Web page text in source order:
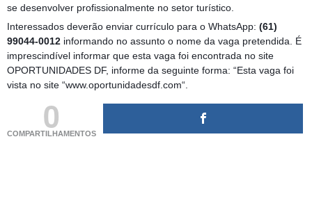
se desenvolver profissionalmente no setor turístico.
Interessados deverão enviar currículo para o WhatsApp: (61)
99044-0012 informando no assunto o nome da vaga pretendida. É
imprescindível informar que esta vaga foi encontrada no site
OPORTUNIDADES DF, informe da seguinte forma: “Esta vaga foi
vista no site “www.oportunidadesdf.com“.
0
COMPARTILHAMENTOS